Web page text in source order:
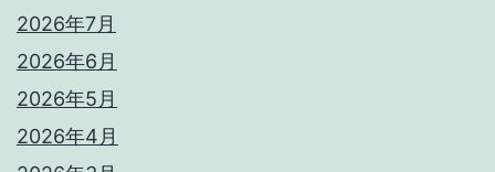
2026年7月
2026年6月
2026年5月
2026年4月